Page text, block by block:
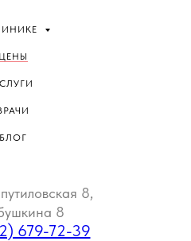
ЦЕНЫ
БЛОГ
8,
8
679-72-39